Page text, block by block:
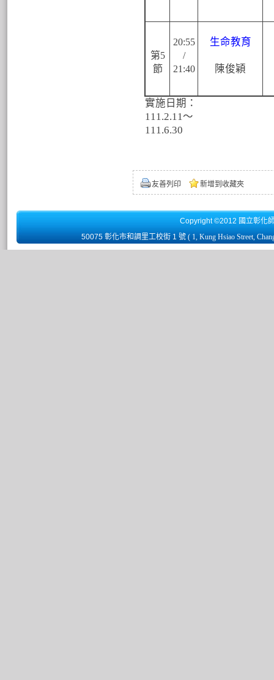
第5
節
20:55
/
21:40
生命教育
陳俊穎
實施日期：
111.2.11～
111.6.30
友善列印 新增到收藏夾
Copyright ©2012 國立彰化
50075 彰化市和調里工校街 1 號 ( 1, Kung Hsiao Street,